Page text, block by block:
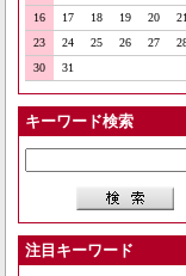
16
17 18 19 20 21
23
24 25 26 27
30
31
キーワード検索
注目キーワード